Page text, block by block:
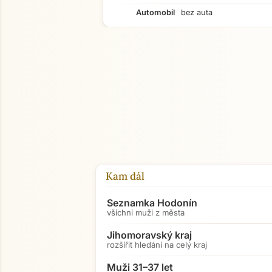
Automobil
bez auta
Kam dál
Seznamka Hodonín
všichni muži z města
Jihomoravský kraj
rozšířit hledání na celý kraj
Muži 31–37 let